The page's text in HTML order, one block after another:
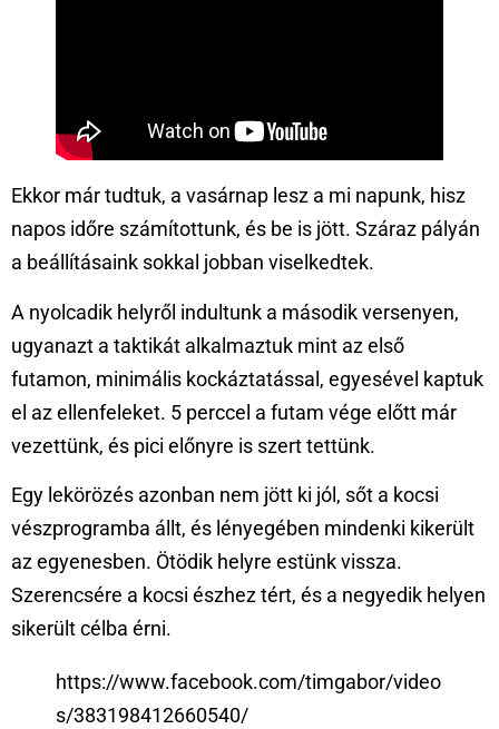
Ekkor már tudtuk, a vasárnap lesz a mi napunk, hisz
napos időre számítottunk, és be is jött. Száraz pályán
a beállításaink sokkal jobban viselkedtek.
A nyolcadik helyről indultunk a második versenyen,
ugyanazt a taktikát alkalmaztuk mint az első
futamon, minimális kockáztatással, egyesével kaptuk
el az ellenfeleket. 5 perccel a futam vége előtt már
vezettünk, és pici előnyre is szert tettünk.
Egy lekörözés azonban nem jött ki jól, sőt a kocsi
vészprogramba állt, és lényegében mindenki kikerült
az egyenesben. Ötödik helyre estünk vissza.
Szerencsére a kocsi észhez tért, és a negyedik helyen
sikerült célba érni.
https://www.facebook.com/timgabor/video
s/383198412660540/